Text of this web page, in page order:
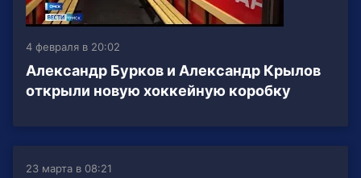
4 февраля в 20:02
Александр Бурков и Александр Крылов
открыли новую хоккейную коробку
23 марта в 08:21